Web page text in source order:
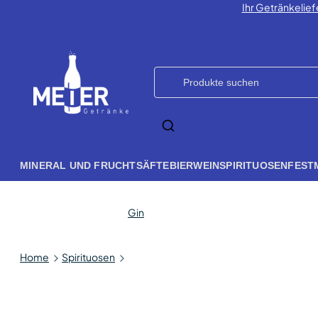
Ihr
MINERAL UND FRUCHTSÄFTEBIERWEINSPIRITUOSEN
Home Spirituosen
Gin